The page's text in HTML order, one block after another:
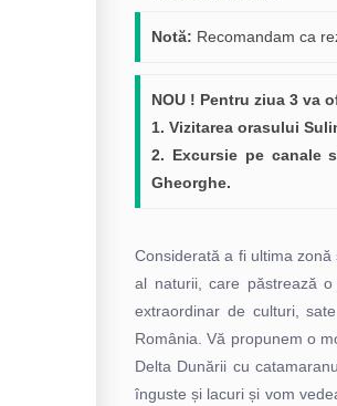
Notă: Recomandam ca
NOU ! Pentru ziua 3 va
1. Vizitarea orasului
2. Excursie pe canale
Gheorghe.
Considerată a fi ultima
al naturii, care păstrează
extraordinar de culturi,
România. Vă propunem o
Delta Dunării cu
înguste și lacuri și vom